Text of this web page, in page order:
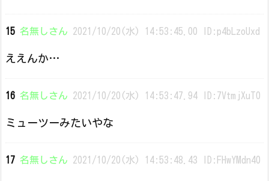
15 名無しさん 2021/10/20(水) 14:53:45.00 ID:p4bLzoUxd
ええんか…
16 名無しさん 2021/10/20(水) 14:53:47.94 ID:7VtmjXuT0
ミューツーみたいやな
17 名無しさん 2021/10/20(水) 14:53:48.43 ID:FHwYMdn40